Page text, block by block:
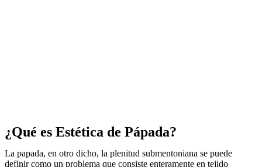
¿Qué es Estética de Pápada?
La papada, en otro dicho, la plenitud submentoniana se puede
definir como un problema que consiste enteramente en tejido